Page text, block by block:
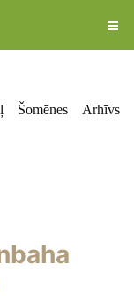
Šomēnes Arhīvs